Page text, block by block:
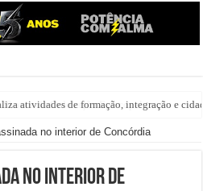
atividades de formação, integração e
no interior de Concórdia
no interior de